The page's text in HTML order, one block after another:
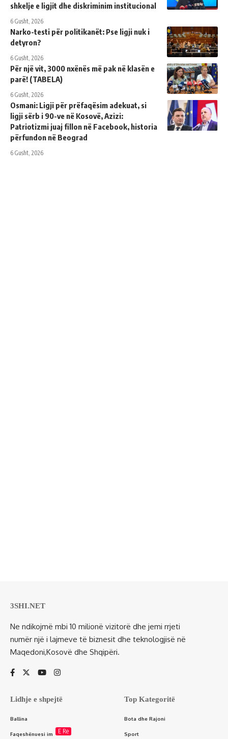
shkelje e ligjit dhe diskriminim institucional
6 Gusht, 2026
Narko-testi për politikanët: Pse ligji nuk i
detyron?
6 Gusht, 2026
Për një vit, 3000 nxënës më pak në klasën e
parë! (TABELA)
6 Gusht, 2026
Osmani: Ligji për prëfaqësim adekuat, si
ligji sërb i 90-ve në Kosovë, Azizi:
Patriotizmi juaj fillon në Facebook, historia
përfundon në Beograd
6 Gusht, 2026
3SHI.NET
Ne ndikojmë mbi 10 milionë vizitorë dhe jemi rrjeti
numër një i lajmeve të biznesit dhe teknologjisë në
Maqedoni,Kosovë dhe Shqipëri.
Lidhje e shpejtë
Ballina
Faqeshënuesi im E Re
Top Kategoritë
Bota dhe Rajoni
Sport